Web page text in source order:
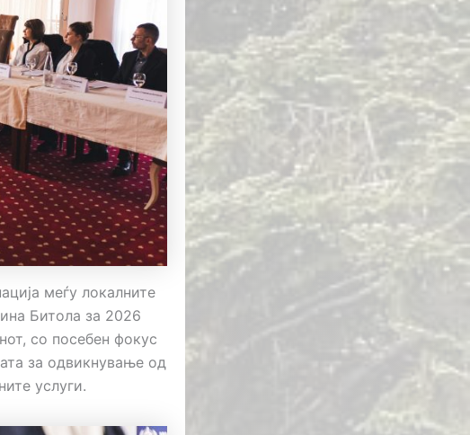
меѓу локалните
Битола за 2026
со посебен фокус
за одвикнување од
услуги.